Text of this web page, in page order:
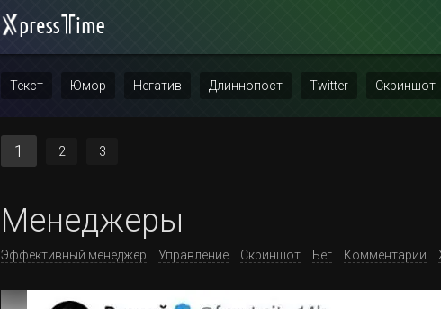
Текст Юмор Негатив Длиннопост Twitter Скриншот
1 2 3
Менеджеры
Эффективный менеджер Управление Скриншот Бег Комментарии